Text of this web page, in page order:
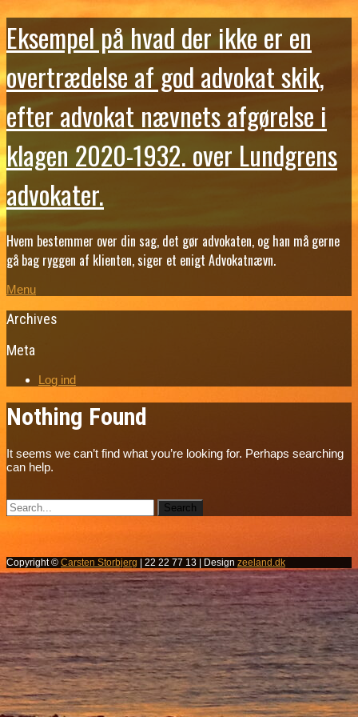
Eksempel på hvad der ikke er en
overtrædelse af god advokat skik,
efter advokat nævnets afgørelse i
klagen 2020-1932. over Lundgrens
advokater.
Hvem bestemmer over din sag, det gør advokaten, og han må gerne
gå bag ryggen af klienten, siger et enigt Advokatnævn.
Menu
Archives
Meta
Log ind
Nothing Found
It seems we can’t find what you’re looking for. Perhaps searching
can help.
Copyright © Carsten Storbjerg | 22 22 77 13 | Design zeeland.dk